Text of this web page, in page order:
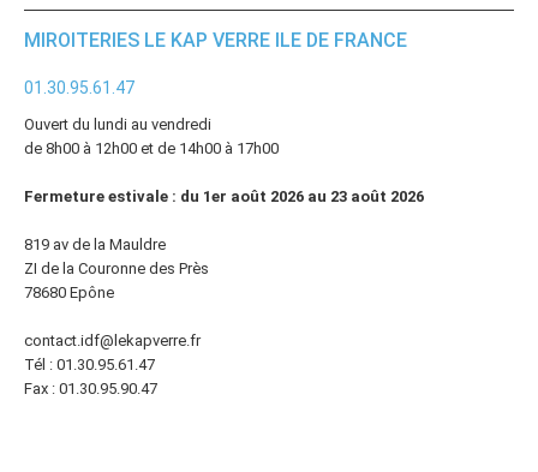
MIROITERIES LE KAP VERRE ILE DE FRANCE
01.30.95.61.47
Ouvert du lundi au vendredi
de 8h00 à 12h00 et de 14h00 à 17h00
Fermeture estivale : du 1er août 2026 au 23 août 2026
819 av de la Mauldre
ZI de la Couronne des Près
78680 Epône
contact.idf@lekapverre.fr
Tél : 01.30.95.61.47
Fax : 01.30.95.90.47